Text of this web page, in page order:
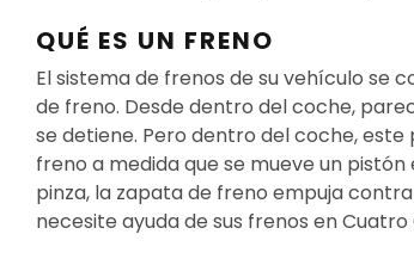
QUÉ ES UN FRENO
El sistema de frenos de su vehículo se
de freno. Desde dentro del coche,
se detiene. Pero dentro del coche,
freno a medida que se mueve un
pinza, la zapata de freno empuja
necesite ayuda de sus frenos en